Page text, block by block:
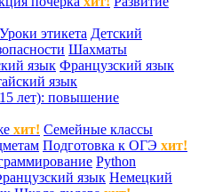
Уроки этикета Детский
Шахматы
язык Французский язык
язык
лет): повышение
хит! Семейные классы
Подготовка к ОГЭ хит!
Python
язык Немецкий